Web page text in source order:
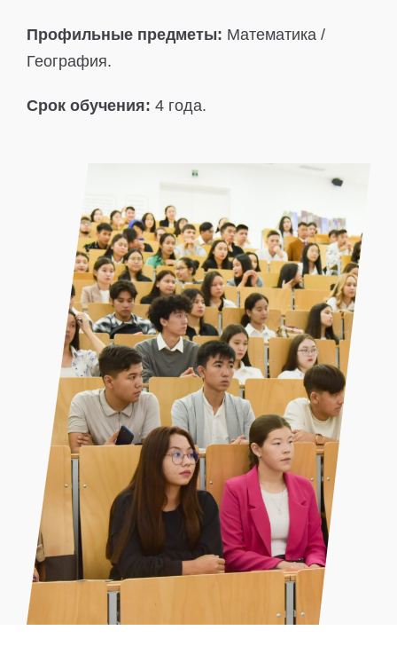
Профильные предметы: Математика /
География.
Срок обучения: 4 года.